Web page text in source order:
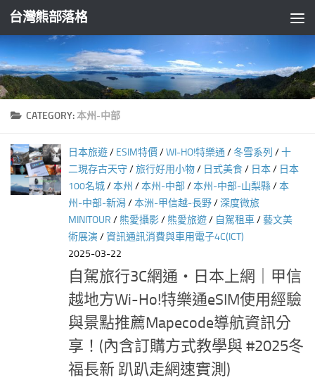
Skip to content
台灣熊部落格
CATEGORY:本州-中部
日本旅遊/ ESIM特價 /WI-HO!特樂通 /冬雪系列 /十
二現存古天守/旅行好用小物/ 日式美食/ 日本/ 日本
100名城/本州 /本州-中部 /本州-中部-山梨縣/本
州-中部-新潟/本洲-甲信越-長野/深度微旅
MINITOUR / 熊愛攝影/ 熊愛旅遊/ 自駕租車/藝文美
術展演 /資訊通訊消費與車用電子4C(ICT)
2025-03-22
自駕旅行3C網通‧日本上網｜甲信
越地方Wi-Ho!特樂通eSIM使用經驗
與景點推薦Mapecode導航資訊分
享！(內含訂購方式教學與 #2025冬
福長新 趴趴走網速實測)